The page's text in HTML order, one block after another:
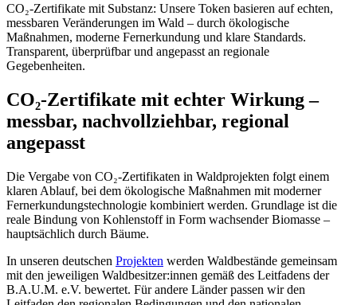
CO₂-Zertifikate mit Substanz: Unsere Token basieren auf echten,
messbaren Veränderungen im Wald – durch ökologische
Maßnahmen, moderne Fernerkundung und klare Standards.
Transparent, überprüfbar und angepasst an regionale
Gegebenheiten.
CO₂-Zertifikate mit echter Wirkung –
messbar, nachvollziehbar, regional
angepasst
Die Vergabe von CO₂-Zertifikaten in Waldprojekten folgt einem
klaren Ablauf, bei dem ökologische Maßnahmen mit moderner
Fernerkundungstechnologie kombiniert werden. Grundlage ist die
reale Bindung von Kohlenstoff in Form wachsender Biomasse –
hauptsächlich durch Bäume.
In unseren deutschen Projekten werden Waldbestände gemeinsam
mit den jeweiligen Waldbesitzer:innen gemäß des Leitfadens der
B.A.U.M. e.V. bewertet. Für andere Länder passen wir den